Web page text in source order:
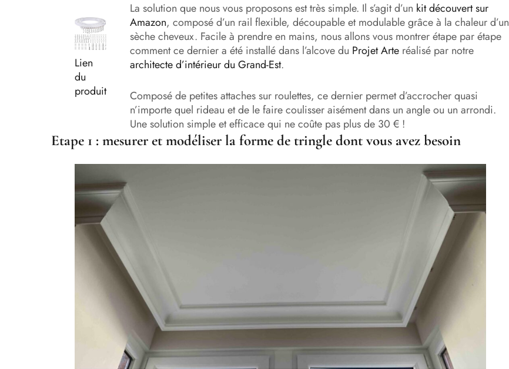
Lien
du
produit
La solution que nous vous proposons est très simple. Il s’agit d’un kit découvert sur
Amazon, composé d’un rail flexible, découpable et modulable grâce à la chaleur d’un
sèche cheveux. Facile à prendre en mains, nous allons vous montrer étape par étape
comment ce dernier a été installé dans l’alcove du Projet Arte réalisé par notre
architecte d’intérieur du Grand-Est.
Composé de petites attaches sur roulettes, ce dernier permet d’accrocher quasi
n’importe quel rideau et de le faire coulisser aisément dans un angle ou un arrondi.
Une solution simple et efficace qui ne coûte pas plus de 30 € !
Etape 1 : mesurer et modéliser la forme de tringle dont vous avez besoin